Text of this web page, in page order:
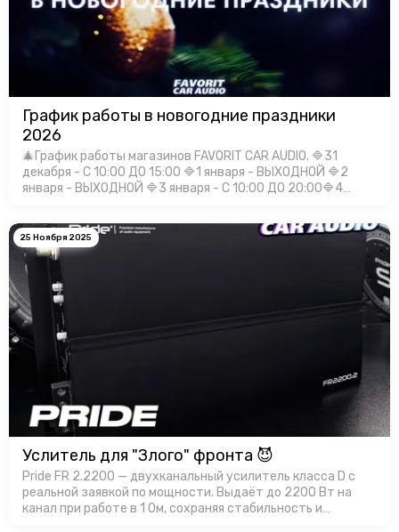
График работы в новогодние праздники
2026
🎄График работы магазинов FAVORIT CAR AUDIO. 🔷31
декабря - С 10:00 ДО 15:00 🔷1 января - ВЫХОДНОЙ 🔷2
января - ВЫХОДНОЙ 🔷3 января - С 10:00 ДО 20:00🔷4
января - С 10:00 Д…
25 Ноября 2025
Услитель для "Злого" фронта 😈
Pride FR 2.2200 — двухканальный усилитель класса D с
реальной заявкой по мощности. Выдаёт до 2200 Вт на
канал при работе в 1 Ом, сохраняя стабильность и